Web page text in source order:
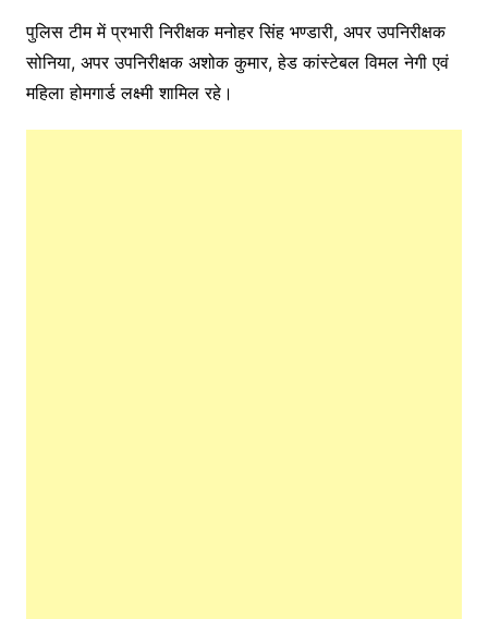
पुलिस टीम में प्रभारी निरीक्षक मनोहर सिंह भण्डारी, अपर उपनिरीक्षक
सोनिया, अपर उपनिरीक्षक अशोक कुमार, हेड कांस्टेबल विमल नेगी एवं
महिला होमगार्ड लक्ष्मी शामिल रहे।